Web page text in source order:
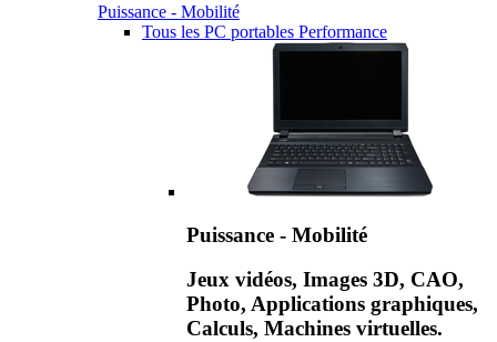
Puissance - Mobilité
Tous les PC portables Performance
Puissance - Mobilité
Jeux vidéos, Images 3D, CAO,
Photo, Applications graphiques,
Calculs, Machines virtuelles.